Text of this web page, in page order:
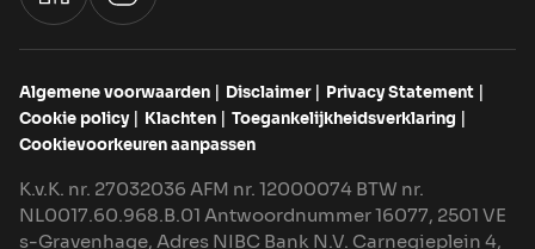
Algemene voorwaarden Disclaimer
Privacy Statement
Cookie policy
Klachten
Toegankelijkheidsverklaring
Cookievoorkeuren aanpassen
K.v.K. nr. 27032036 AFM nr. 12000074 BTW nr.
NL0017.60.968.B.01 Antwoordnummer 16077, 2501 VE
s-Gravenhage, Adres NIBC Bank N.V. Carnegieplein 4,